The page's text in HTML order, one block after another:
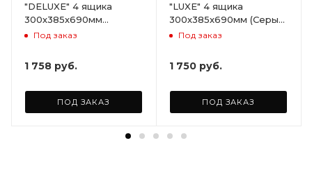
"DELUXE" 4 ящика
300х385х690мм
(Светло-бежевый)
Под заказ
1 758 руб.
ПОД ЗАКАЗ
"LUXE" 4 ящика
300х385х690мм (Серый)
ARD258086
Под заказ
1 750 руб.
ПОД ЗАКАЗ